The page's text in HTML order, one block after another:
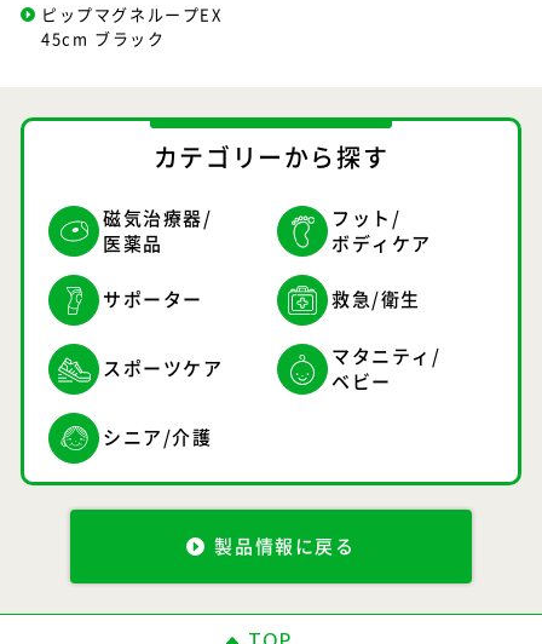
ピップマグネループEX
45cm ブラック
カテゴリーから探す
磁気治療器/
医薬品
フット/
ボディケア
サポーター 救急/衛生
スポーツケア
マタニティ/
ベビー
シニア/介護
製品情報に戻る